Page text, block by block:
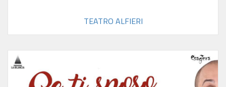
TEATRO ALFIERI